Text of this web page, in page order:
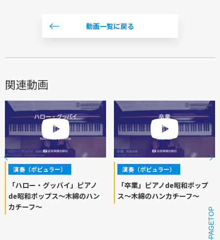
動画一覧に戻る
関連動画
演奏（ポピュラー）
「ハロー・グッバイ」ピアノ
de昭和ポップス～木綿のハン
カチーフ～
演奏（ポピュラー）
「卒業」ピアノde昭和ポップ
ス～木綿のハンカチーフ～
PAGETOP